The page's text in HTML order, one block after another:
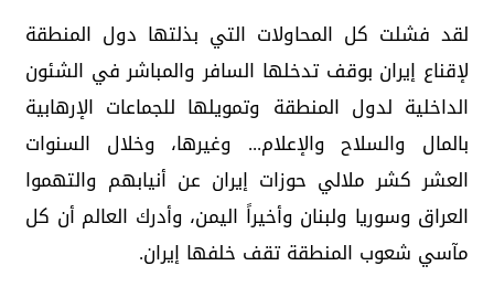
لقد فشلت كل المحاولات التي بذلتها دول المنطقة
لإقناع إيران بوقف تدخلها السافر والمباشر في الشئون
الداخلية لدول المنطقة وتمويلها للجماعات الإرهابية
بالمال والسلاح والإعلام... وغيرها، وخلال السنوات
العشر كشر ملالي حوزات إيران عن أنيابهم والتهموا
العراق وسوريا ولبنان وأخيراً اليمن، وأدرك العالم أن كل
مآسي شعوب المنطقة تقف خلفها إيران.